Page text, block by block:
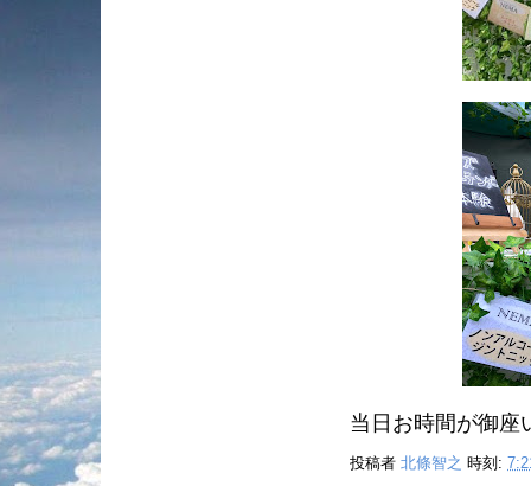
当日お時間が御座
投稿者 北條智之 時刻: